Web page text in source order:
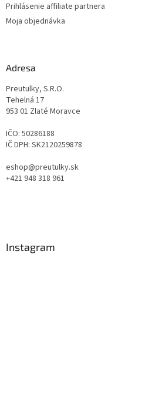
Prihlásenie affiliate partnera
Moja objednávka
Adresa
Preutulky, S.R.O.
Tehelná 17
953 01 Zlaté Moravce
IČO: 50286188
IČ DPH: SK2120259878
eshop@preutulky.sk
+421 948 318 961
Instagram